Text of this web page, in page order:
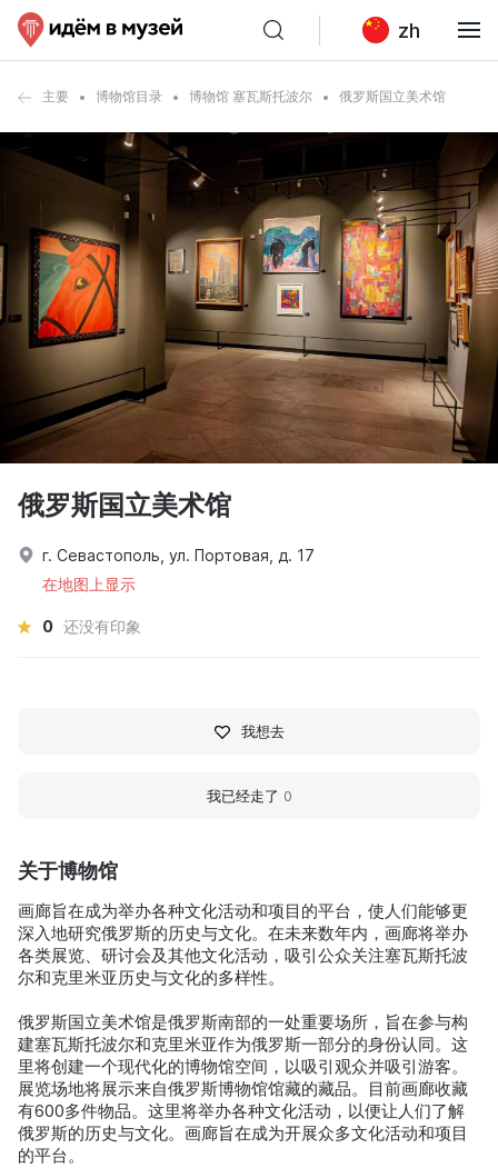
zh
主要 博物馆目录 博物馆 塞瓦斯托波尔 俄罗斯国立美术馆
关于博物馆
画廊旨在成为举办各种文化活动和项目的平台，使人们能够更
深入地研究俄罗斯的历史与文化。在未来数年内，画廊将举办
各类展览、研讨会及其他文化活动，吸引公众关注塞瓦斯托波
尔和克里米亚历史与文化的多样性。
俄罗斯国立美术馆是俄罗斯南部的一处重要场所，旨在参与构
建塞瓦斯托波尔和克里米亚作为俄罗斯一部分的身份认同。这
里将创建一个现代化的博物馆空间，以吸引观众并吸引游客。
展览场地将展示来自俄罗斯博物馆馆藏的藏品。目前画廊收藏
有600多件物品。这里将举办各种文化活动，以便让人们了解
俄罗斯的历史与文化。画廊旨在成为开展众多文化活动和项目
的平台。
俄罗斯国立美术馆
г. Севастополь, ул. Портовая, д. 17
在地图上显示
0 还没有印象
我想去
我已经走了 0